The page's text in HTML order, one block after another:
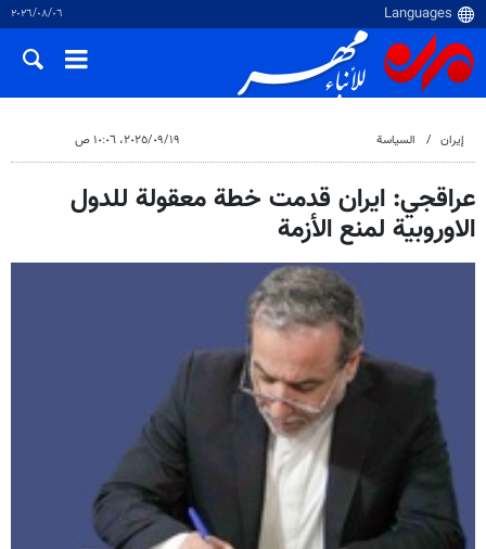
٠٦‏/٠٨‏/٢٠٢٦
إيران السياسة ١٩‏/٠٩‏/٢٠٢٥، ١٠:٠٦ ص
عراقجي: ايران قدمت خطة معقولة للدول
الاوروبية لمنع الأزمة